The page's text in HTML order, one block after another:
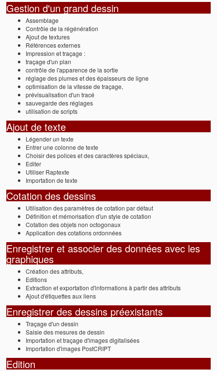
Gestion d'un grand dessin
Assemblage
Contrôle de la régénération
Ajout de textures
Références externes
Impression et traçage :
traçage d'un plan
contrôle de l'apparence de la sortie
réglage des plumes et des épaisseurs de ligne
optimisation de la vitesse de traçage,
prévisualisation d'un tracé
sauvegarde des réglages
utilisation de scripts
Ajout de texte
Légender un texte
Entrer une colonne de texte
Choisir des polices et des caractères spéciaux,
Editer
Utiliser Raptexte
Importation de texte
Cotation des dessins
Utilisation des paramètres de cotation par défaut
Définition et mémorisation d'un style de cotation
Cotation des objets non octogonaux
Application des cotations ordonnées
Enregistrer et associer des données avec les
graphiques
Création des attributs,
Editions
Extraction et exportation d'informations à partir des attributs
Ajout d'étiquettes aux liens
Enregistrer des dessins préexistants
Traçage d'un dessin
Saisie des mesures de dessin
Importation et traçage d'images digitalisées
Importation d'images PostCRIPT
Edition